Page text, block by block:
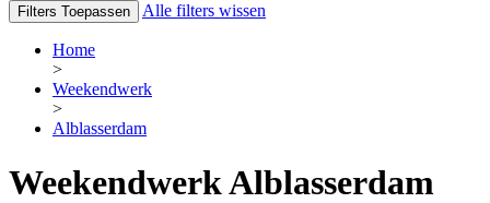
Filters Toepassen Alle filters wissen
Home
>
Weekendwerk
>
Alblasserdam
Weekendwerk Alblasserdam